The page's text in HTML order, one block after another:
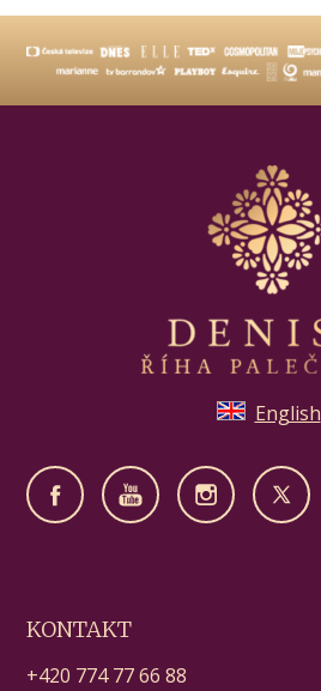
English
KONTAKT
+420 774 77 66 88